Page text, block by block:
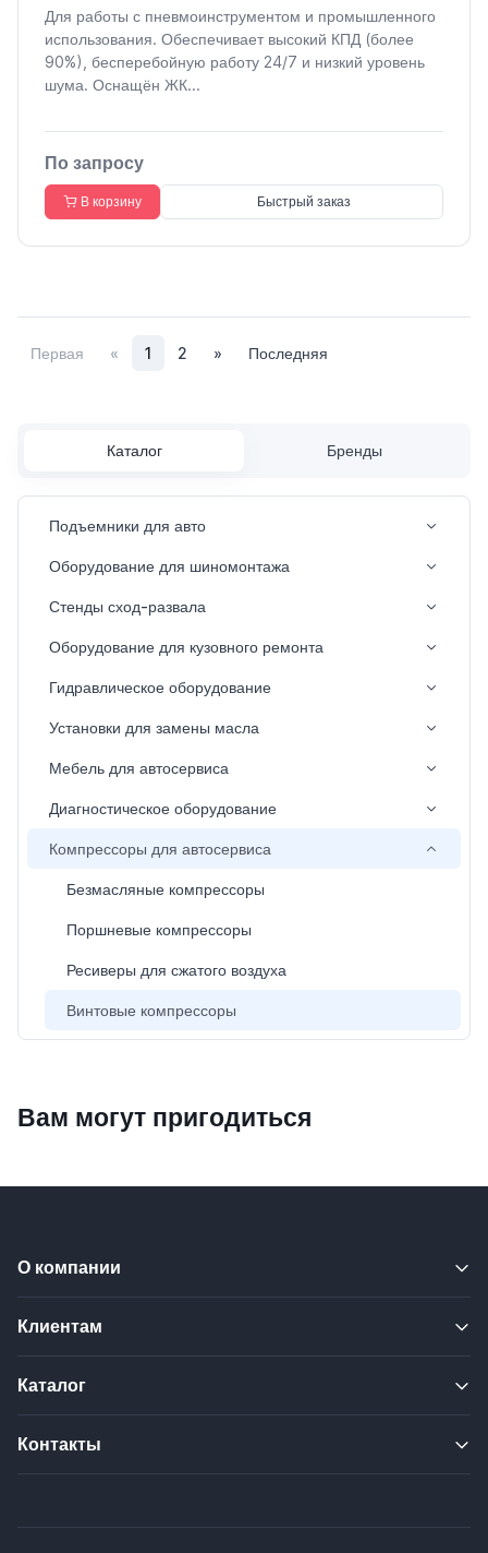
Каталог Бренды
Подъемники для авто
Оборудование для шиномонтажа
Стенды сход-развала
Оборудование для кузовного ремонта
Гидравлическое оборудование
Установки для замены масла
Мебель для автосервиса
Диагностическое оборудование
Компрессоры для автосервиса
Безмасляные компрессоры
Поршневые компрессоры
Ресиверы для сжатого воздуха
Винтовые компрессоры
Для работы с пневмоинструментом и промышленного
использования. Обеспечивает высокий КПД (более
90%), бесперебойную работу 24/7 и низкий уровень
шума. Оснащён ЖК...
По запросу
В корзину Быстрый заказ
Первая « 1 2 » Последняя
Вам могут пригодиться
О компании
Клиентам
Каталог
Контакты